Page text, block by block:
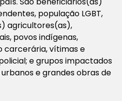
população LGBT,
agricultores(as),
povos indígenas,
carcerária, vítimas e
e grupos impactados
e grandes obras de